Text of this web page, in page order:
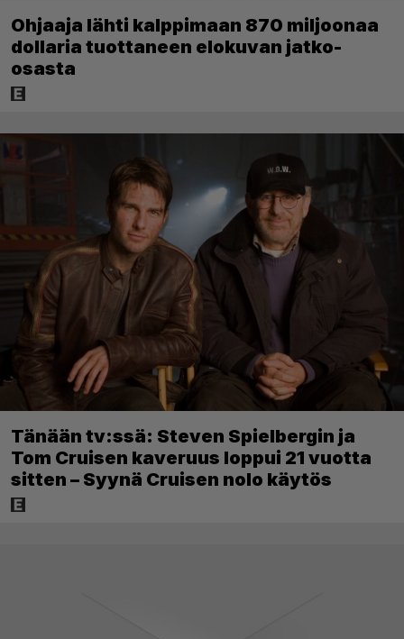
Ohjaaja lähti kalppimaan 870 miljoonaa
dollaria tuottaneen elokuvan jatko-
osasta
Tänään tv:ssä: Steven Spielbergin ja
Tom Cruisen kaveruus loppui 21 vuotta
sitten – Syynä Cruisen nolo käytös